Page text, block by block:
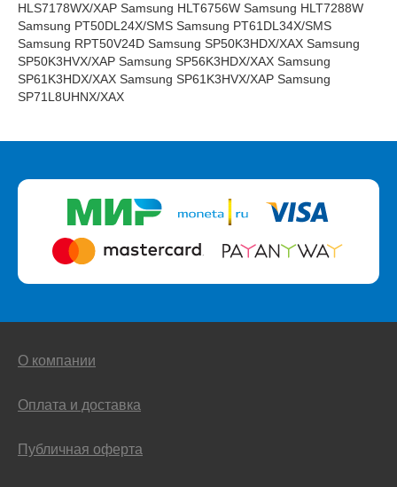
HLS7178WX/XAP Samsung HLT6756W Samsung HLT7288W
Samsung PT50DL24X/SMS Samsung PT61DL34X/SMS
Samsung RPT50V24D Samsung SP50K3HDX/XAX Samsung
SP50K3HVX/XAP Samsung SP56K3HDX/XAX Samsung
SP61K3HDX/XAX Samsung SP61K3HVX/XAP Samsung
SP71L8UHNX/XAX
О компании
Оплата и доставка
Публичная оферта